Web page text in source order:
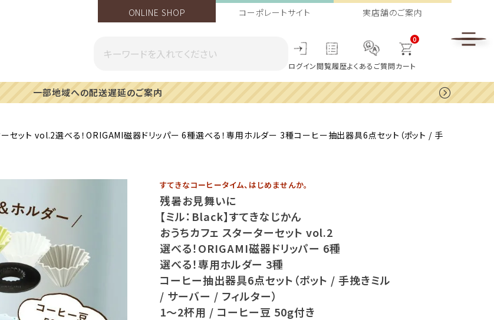
ONLINE SHOP コーポレートサイト 実店舗のご案内
ログイン閲覧履歴よくあるご質問
0
カート
一部地域への配送遅延のご案内
セット vol.2選べる！ORIGAMI磁器ドリッパー 6種選べる！専用ホルダー 3種コーヒー抽出器具6点セット（ポット / 手
すてきなコーヒータイム、はじめませんか。
残暑お見舞いに
【ミル：Black】すてきなじかん
おうちカフェ スターターセット vol.2
選べる！ORIGAMI磁器ドリッパー 6種
選べる！専用ホルダー 3種
コーヒー抽出器具6点セット（ポット / 手挽きミル
/ サーバー / フィルター）
1～2杯用 / コーヒー豆 50g付き